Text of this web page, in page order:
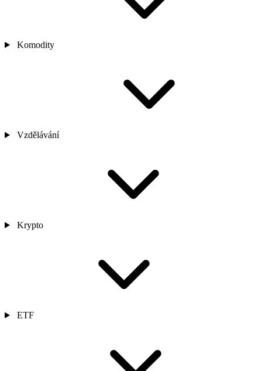
Komodity
Vzdělávání
Krypto
ETF